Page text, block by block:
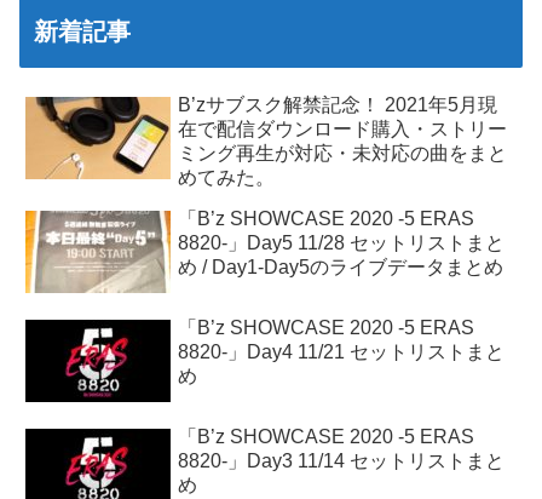
新着記事
B’zサブスク解禁記念！ 2021年5月現
在で配信ダウンロード購入・ストリー
ミング再生が対応・未対応の曲をまと
めてみた。
「B’z SHOWCASE 2020 -5 ERAS
8820-」Day5 11/28 セットリストまと
め / Day1-Day5のライブデータまとめ
「B’z SHOWCASE 2020 -5 ERAS
8820-」Day4 11/21 セットリストまと
め
「B’z SHOWCASE 2020 -5 ERAS
8820-」Day3 11/14 セットリストまと
め